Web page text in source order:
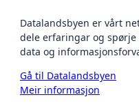
Datalandsbyen er vårt
dele erfaringar og
data og
Gå til Datalandsbyen
Meir informasjon